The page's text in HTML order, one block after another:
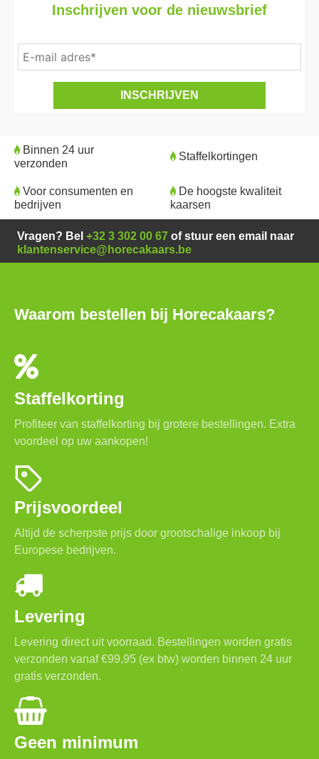
Inschrijven voor de nieuwsbrief
Binnen 24 uur
verzonden
Staffelkortingen
Voor consumenten en
bedrijven
De hoogste kwaliteit
kaarsen
Vragen? Bel +32 3 302 00 67 of stuur een email naar
klantenservice@horecakaars.be
Waarom bestellen bij Horecakaars?
Staffelkorting
Profiteer van staffelkorting bij grotere bestellingen. Extra
voordeel op uw aankopen!
Prijsvoordeel
Altijd de scherpste prijs door grootschalige inkoop bij
Europese bedrijven.
Levering
Levering direct uit voorraad. Bestellingen worden gratis
verzonden vanaf €99,95 (ex btw) worden binnen 24 uur
gratis verzonden.
Geen minimum